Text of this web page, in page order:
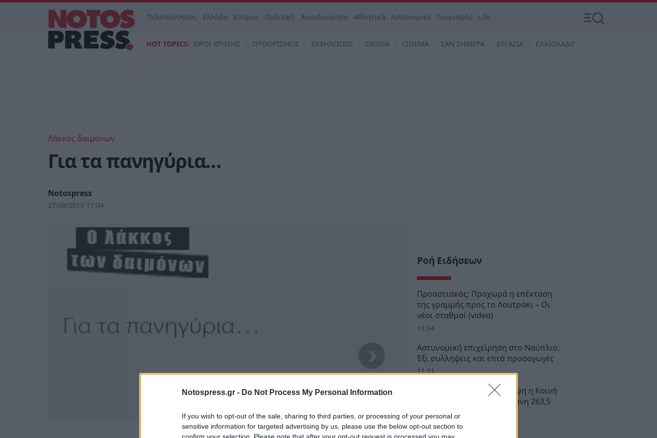
Notospress.gr - Do Not Process My Personal Information
If you wish to opt-out of the sale, sharing to third parties, or processing of your personal or
sensitive information for targeted advertising by us, please use the below opt-out section to
confirm your selection. Please note that after your opt-out request is processed you may
Πελοπόννησος Ελλάδα Κόσμος Πολιτική Αυτοδιοίκηση Αθλητικά Αστυνομικά Τουρισμός Life
HOT TOPICS: ΟΡΟΙ ΧΡΗΣΗΣ ΠΡΟΟΡΙΣΜΟΣ ΕΚΔΗΛΩΣΕΙΣ ΣΧΟΛΙΑ CINEMA ΣΑΝ ΣΗΜΕΡΑ ΕΡΓΑΣΙΑ ΕΛΑΙΟΛΑΔΟ
Λάκκος δαιμόνων
Για τα πανηγύρια…
Notospress
27/08/2019 11:04
Ροή Ειδήσεων
Προαστιακός: Προχωρά η επέκταση
της γραμμής προς το Λουτράκι – Οι
νέοι σταθμοί (video)
11:34
Αστυνομική επιχείρηση στο Ναύπλιο:
Έξι συλλήψεις και επτά προσαγωγές
11:21
Σχέδια Βελτίωσης: Υπεγράφη η Κοινή
Απόφαση με δημόσια δαπάνη 263,5
εκατ. ευρώ
11:09